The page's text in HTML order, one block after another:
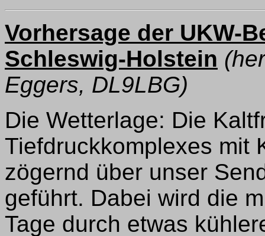
Vorhersage der UKW-
Schleswig-Holstein
Eggers, DL9LBG)
Die Wetterlage: Die
Tiefdruckkomplexes mit
zögernd über unser
geführt. Dabei wird die
Tage durch etwas